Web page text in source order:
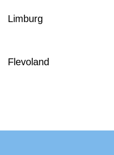
Limburg
Flevoland